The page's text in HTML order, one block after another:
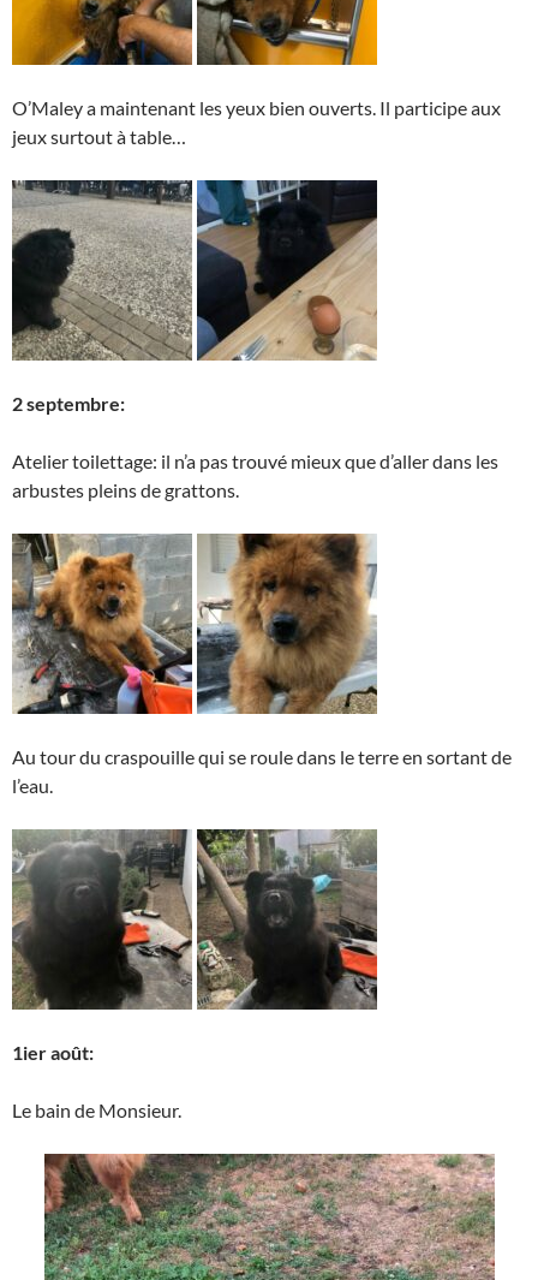
O’Maley a maintenant les yeux bien ouverts. Il participe aux
jeux surtout à table…
2 septembre:
Atelier toilettage: il n’a pas trouvé mieux que d’aller dans les
arbustes pleins de grattons.
Au tour du craspouille qui se roule dans le terre en sortant de
l’eau.
1ier août:
Le bain de Monsieur.